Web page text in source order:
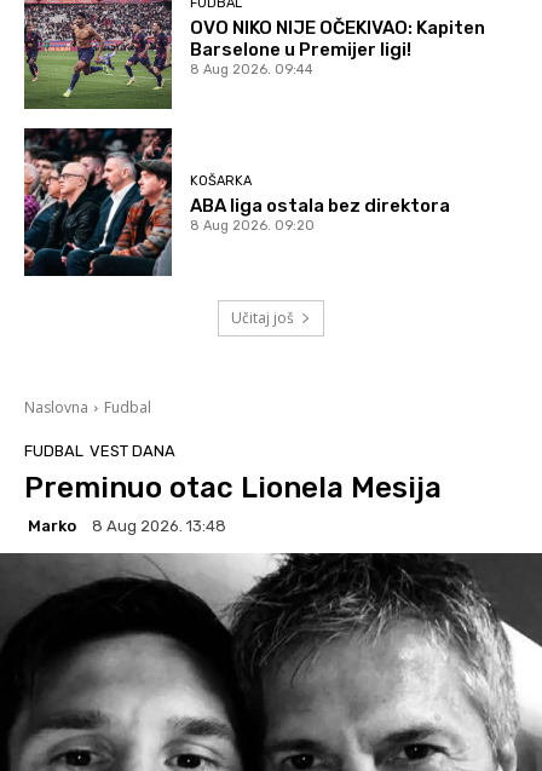
OVO NIKO NIJE OČEKIVAO: Kapiten
Barselone u Premijer ligi!
8 Aug 2026. 09:44
KOŠARKA
ABA liga ostala bez direktora
8 Aug 2026. 09:20
Učitaj još